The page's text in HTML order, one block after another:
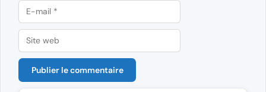
E-
mail
Site
web